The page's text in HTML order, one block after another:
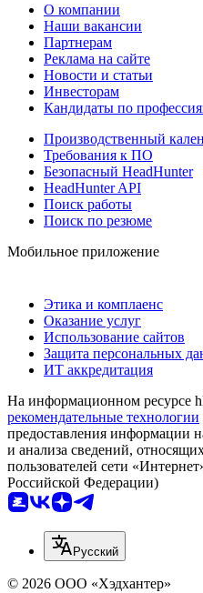
О компании
Наши вакансии
Партнерам
Реклама на сайте
Новости и статьи
Инвесторам
Кандидаты по
Производственный
Требования к ПО
Безопасный HeadHunter
HeadHunter API
Поиск работы
Поиск по резюме
Мобильное приложение
Этика и комплаенс
Оказание услуг
Использование сайтов
Защита персональных
ИТ аккредитация
На информационном ресурсе
рекомендательные технологии
предоставления информации
и анализа сведений,
пользователей сети
Российской Федерации)
Русский
© 2026 ООО «Хэдхантер»